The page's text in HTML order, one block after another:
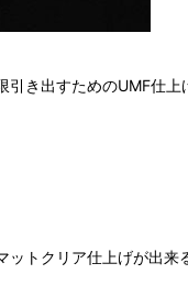
き出すためのUMF仕上
トクリア仕上げが出来